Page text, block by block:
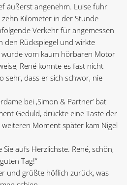
äußerst angenehm. Luise fuhr
Kilometer in der Stunde
Verkehr für angemessen
den Rückspiegel und wirkte
vom kaum hörbaren Motor
René konnte es fast nicht
sehr, dass er sich schwor, nie
bei ‚Simon & Partner‘ bat
Geduld, drückte eine Taste der
Moment später kam Nigel
aufs Herzlichste. René, schön,
Tag!“
und grüßte höflich zurück, was